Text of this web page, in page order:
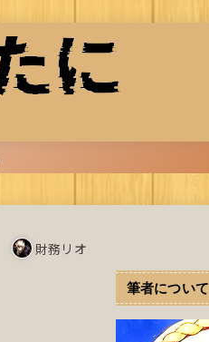
財務リオ
筆者について